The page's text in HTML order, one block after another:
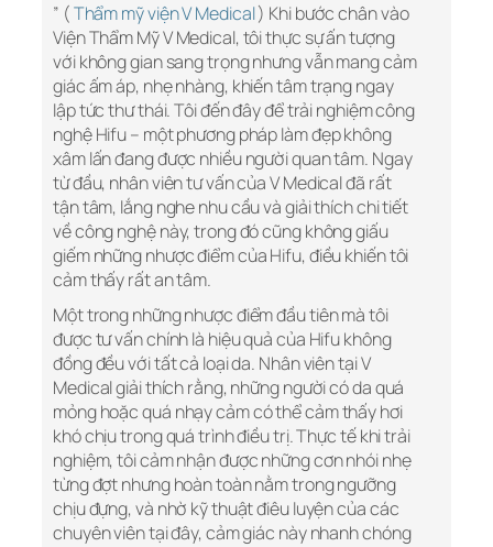
” (Thẩm mỹ viện V Medical) Khi bước chân vào
Viện Thẩm Mỹ V Medical, tôi thực sự ấn tượng
với không gian sang trọng nhưng vẫn mang cảm
giác ấm áp, nhẹ nhàng, khiến tâm trạng ngay
lập tức thư thái. Tôi đến đây để trải nghiệm công
nghệ Hifu – một phương pháp làm đẹp không
xâm lấn đang được nhiều người quan tâm. Ngay
từ đầu, nhân viên tư vấn của V Medical đã rất
tận tâm, lắng nghe nhu cầu và giải thích chi tiết
về công nghệ này, trong đó cũng không giấu
giếm những nhược điểm của Hifu, điều khiến tôi
cảm thấy rất an tâm.
Một trong những nhược điểm đầu tiên mà tôi
được tư vấn chính là hiệu quả của Hifu không
đồng đều với tất cả loại da. Nhân viên tại V
Medical giải thích rằng, những người có da quá
mỏng hoặc quá nhạy cảm có thể cảm thấy hơi
khó chịu trong quá trình điều trị. Thực tế khi trải
nghiệm, tôi cảm nhận được những cơn nhói nhẹ
từng đợt nhưng hoàn toàn nằm trong ngưỡng
chịu đựng, và nhờ kỹ thuật điêu luyện của các
chuyên viên tại đây, cảm giác này nhanh chóng